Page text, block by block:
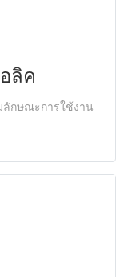
ลิค
ลักษณะการใช้งาน